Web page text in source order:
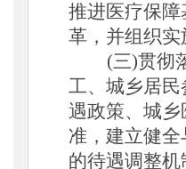
推进医疗保
革，并组织实
(三)贯彻
工、城乡居
遇政策、城
准，建立健
的待遇调整